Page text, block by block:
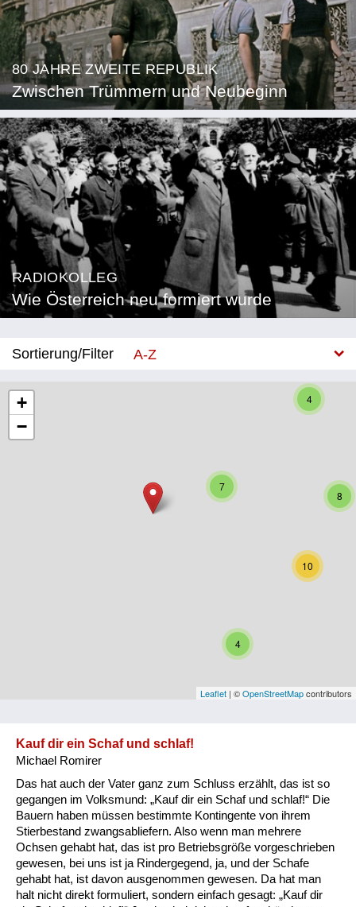
80 JAHRE ZWEITE REPUBLIK
Zwischen Trümmern und Neubeginn
RADIOKOLLEG
Wie Österreich neu formiert wurde
Sortierung/Filter
A-Z
Kärnten
Vorarlberg
Besatzungsmächte
Frauen, Mütter, Kinder
Versorgung
Heimkehrer
10
7
4
4
8
+
−
Leaflet | ©OpenStreetMapcontributors
Kauf dir ein Schaf und schlaf!
Michael Romirer
Das hat auch der Vater ganz zum Schluss erzählt, das ist so
gegangen im Volksmund: „Kauf dir ein Schaf und schlaf!“ Die
Bauern haben müssen bestimmte Kontingente von ihrem
Stierbestand zwangsabliefern. Also wenn man mehrere
Ochsen gehabt hat, das ist pro Betriebsgröße vorgeschrieben
gewesen, bei uns ist ja Rindergegend, ja, und der Schafe
gehabt hat, ist davon ausgenommen gewesen. Da hat man
halt nicht direkt formuliert, sondern einfach gesagt: „Kauf dir